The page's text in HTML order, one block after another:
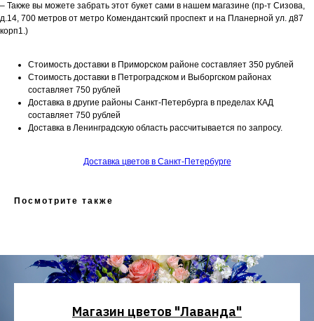
– Также вы можете забрать этот букет сами в нашем магазине (пр-т Сизова,
д.14, 700 метров от метро Комендантский проспект и на Планерной ул. д87
корп1.)
Стоимость доставки в Приморском районе составляет 350 рублей
Стоимость доставки в Петроградском и Выборгском районах
составляет 750 рублей
Доставка в другие районы Санкт-Петербурга в пределах КАД
составляет 750 рублей
Доставка в Ленинградскую область рассчитывается по запросу.
Доставка цветов в Санкт-Петербурге
Посмотрите также
Магазин цветов "Лаванда"